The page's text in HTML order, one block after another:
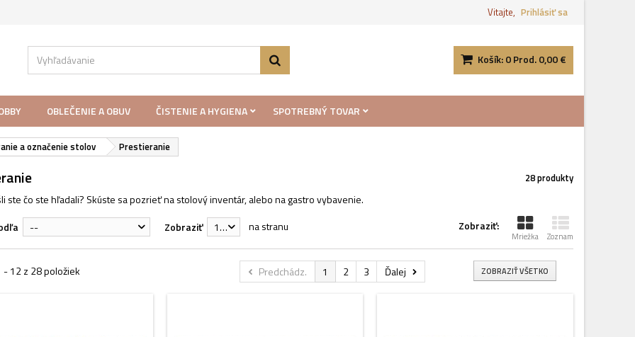
Vitajte, Prihlásiť sa
Košík:0Prod.0,00 €
OBLEČENIE A OBUV ČISTENIE A HYGIENA SPOTREBNÝ TOVAR
a označenie stolov Prestieranie
28 produkty
ste čo ste hľadali? Skúste sa pozrieť na stolový inventár, alebo na gastro vybavenie.
Zobraziť:
Mriežka Zoznam
-- Zobraziť 12 na stranu
Predchádz. 1 2 3 Ďalej ZOBRAZIŤ VŠETKO
12 z 28 položiek